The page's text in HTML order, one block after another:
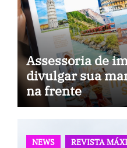
Assessoria de
divulgar sua
na frente
NEWS
REVISTA